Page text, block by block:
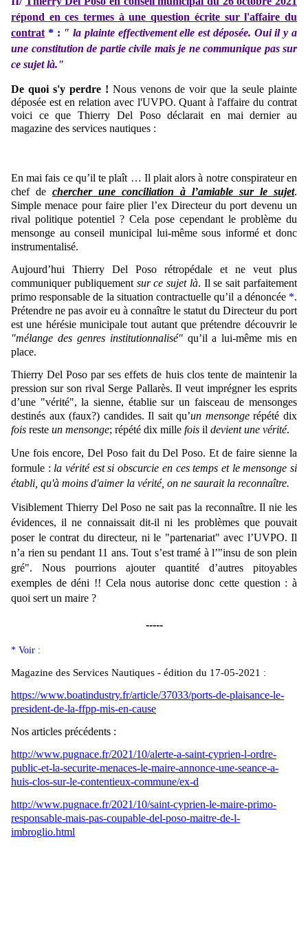
répond en ces termes à une question écrite sur l'affaire du
contrat * : " la plainte effectivement elle est déposée. Oui il y a
une constitution de partie civile mais je ne communique pas sur
ce sujet là."
De quoi s'y perdre ! Nous venons de voir que la seule plainte
déposée est en relation avec l'UVPO. Quant à l'affaire du contrat
voici ce que Thierry Del Poso déclarait en mai dernier au
magazine des services nautiques :
En mai fais ce qu’il te plaît … Il plait alors à notre conspirateur en
chef de chercher une conciliation à l’amiable sur le sujet.
Simple menace pour faire plier l’ex Directeur du port devenu un
rival politique potentiel ? Cela pose cependant le problème du
mensonge au conseil municipal lui-même sous informé et donc
instrumentalisé.
Aujourd’hui Thierry Del Poso rétropédale et ne veut plus
communiquer publiquement sur ce sujet là. Il se sait parfaitement
primo responsable de la situation contractuelle qu’il a dénoncée *.
Prétendre ne pas avoir eu à connaître le statut du Directeur du port
est une hérésie municipale tout autant que prétendre découvrir le
"mélange des genres institutionnalisé" qu’il a lui-même mis en
place.
Thierry Del Poso par ses effets de huis clos tente de maintenir la
pression sur son rival Serge Pallarès. Il veut imprégner les esprits
d’une "vérité", la sienne, établie sur un faisceau de mensonges
destinés aux (faux?) candides.Il sait qu’un mensongerépété dix
fois reste un mensonge; répété dix mille fois il devient une vérité.
Une fois encore, Del Poso fait du Del Poso. Et de faire sienne la
formule : la vérité est si obscurcie en ces temps et le mensonge si
établi, qu'à moins d'aimer la vérité, on ne saurait la reconnaître.
Visiblement Thierry Del Poso ne sait pas la reconnaître. Il nie les
évidences, il ne connaissait dit-il ni les problèmes que pouvait
poser le contrat du directeur, ni le "partenariat" avec l’UVPO. Il
n’a rien su pendant 11 ans. Tout s’est tramé à l’"insu de son plein
gré". Nous pourrions ajouter quantité d’autres pitoyables
exemples de déni !! Cela nous autorise donc cette question : à
quoi sert un maire ?
-----
* Voir :
Magazine des Services Nautiques - édition du 17-05-2021 :
https://www.boatindustry.fr/article/37033/ports-de-plaisance-le-
president-de-la-ffpp-mis-en-cause
Nos articles précédents :
http://www.pugnace.fr/2021/10/alerte-a-saint-cyprien-l-ordre-
public-et-la-securite-menaces-le-maire-annonce-une-seance-a-
huis-clos-sur-le-contentieux-commune/ex-d
http://www.pugnace.fr/2021/10/saint-cyprien-le-maire-primo-
responsable-mais-pas-coupable-del-poso-maitre-de-l-
imbroglio.html